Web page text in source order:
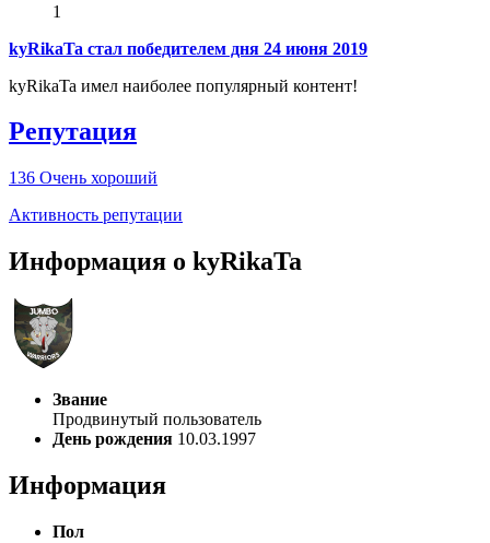
1
kyRikaTa стал победителем дня 24 июня 2019
kyRikaTa имел наиболее популярный контент!
Репутация
136 Очень хороший
Активность репутации
Информация о kyRikaTa
Звание
Продвинутый пользователь
День рождения 10.03.1997
Информация
Пол